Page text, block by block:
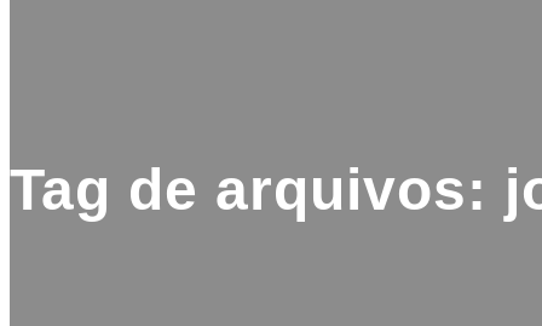
Tag de arquivos: